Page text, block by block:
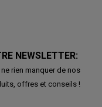
NEWSLETTER:
rien manquer de nos
offres et conseils !